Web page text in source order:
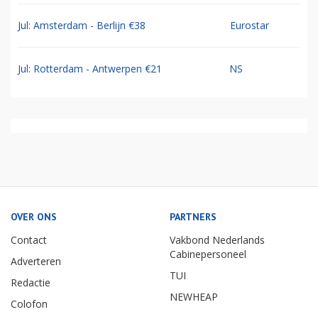
Jul: Amsterdam - Berlijn €38 Eurostar
Jul: Rotterdam - Antwerpen €21 NS
OVER ONS
Contact
Adverteren
Redactie
Colofon
PARTNERS
Vakbond Nederlands
Cabinepersoneel
TUI
NEWHEAP